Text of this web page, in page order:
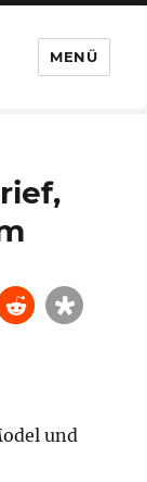
MENÜ
und